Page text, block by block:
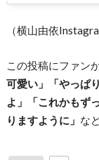
（横山由依
この投稿にファン
可愛い」「やっぱ
よ」「これかもず
りますように」 な